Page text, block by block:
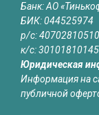
Банк: АО
БИК: 044525974
р/с:
к/с:
Юридическая
Информация на
публичной